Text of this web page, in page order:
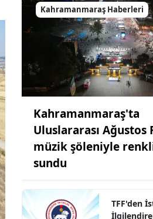
Kahramanmaraş Haberleri
Kahramanmaraş'ta
Uluslararası Ağustos
müzik şöleniyle
sundu
TFF'den